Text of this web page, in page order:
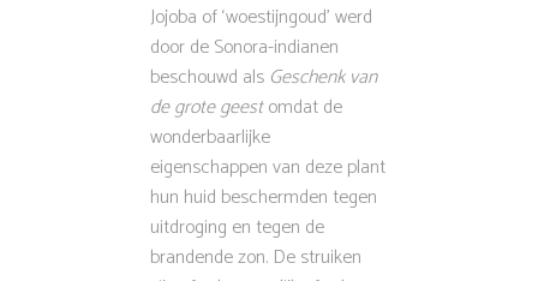
Jojoba of ‘woestijngoud’ werd
door de Sonora-indianen
beschouwd als Geschenk van
de grote geestomdat de
wonderbaarlijke
eigenschappen van deze plant
hun huid beschermden tegen
uitdroging en tegen de
brandende zon. De struiken